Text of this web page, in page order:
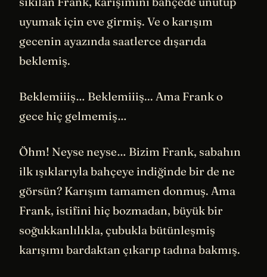
uyumak için eve girmiş. Ve o karışım
gecenin ayazında saatlerce dışarıda
beklemiş.
Beklemiiiş… Beklemiiiş... Ama Frank o
gece hiç gelmemiş…
Öhm! Neyse neyse… Bizim Frank, sabahın
ilk ışıklarıyla bahçeye indiğinde bir de ne
görsün? Karışım tamamen donmuş. Ama
Frank, istifini hiç bozmadan, büyük bir
soğukkanlılıkla, çubukla bütünleşmiş
karışımı bardaktan çıkarıp tadına bakmış.